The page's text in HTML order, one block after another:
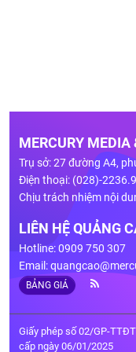
MERCURY MEDIA
Trụ sở: 27 đường A4,
Điện thoại: (028)-
Chịu trách nhiệm nội
LIÊN HỆ QUẢNG
Hotline: 0909 750 307
Email:
BẢNG GIÁ
Giấy phép số 02/GP-
cấp ngày 06/01/2025